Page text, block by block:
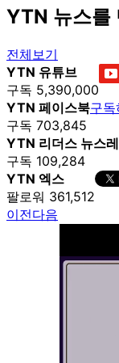
YTN 뉴스를
전체보기
YTN 유튜브
구독 5,390,000
YTN 페이스북
구독 703,845
구독
YTN 리더스 뉴스
구독 109,284
YTN 엑스
팔로워 361,512
이전다음